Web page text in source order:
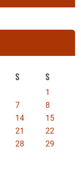
S S
1
7
8
14
15
21
22
28
29